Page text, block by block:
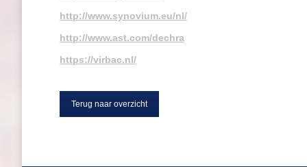
http://www.synovium.eu/nl/
http://www.ast.com/dechra
https://virbac.nl/
Terug naar overzicht